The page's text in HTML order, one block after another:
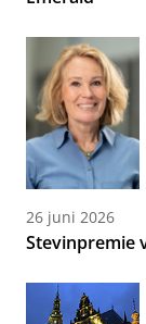
26 juni 2026
Stevinpremie